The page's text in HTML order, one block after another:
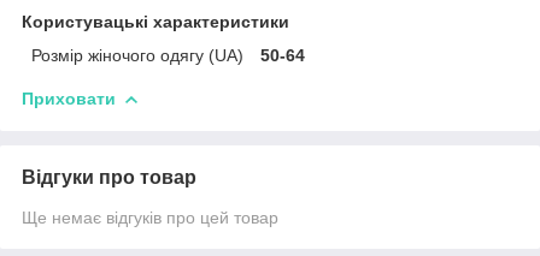
Користувацькі характеристики
Розмір жіночого одягу (UA)
50-64
Приховати
Відгуки про товар
Ще немає відгуків про цей товар